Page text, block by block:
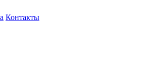
Контакты